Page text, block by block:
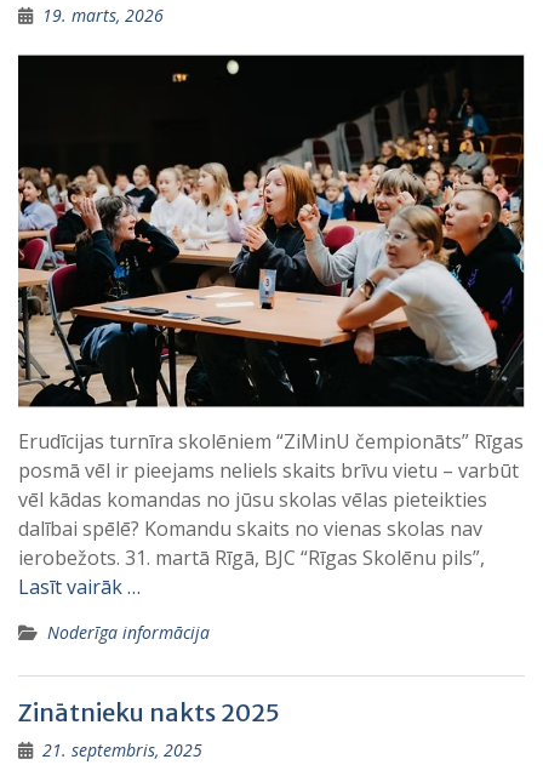
19. marts, 2026
Erudīcijas turnīra skolēniem “ZiMinU čempionāts” Rīgas
posmā vēl ir pieejams neliels skaits brīvu vietu – varbūt
vēl kādas komandas no jūsu skolas vēlas pieteikties
dalībai spēlē? Komandu skaits no vienas skolas nav
ierobežots. 31. martā Rīgā, BJC “Rīgas Skolēnu pils”,
Lasīt vairāk …
Noderīga informācija
Zinātnieku nakts 2025
21. septembris, 2025